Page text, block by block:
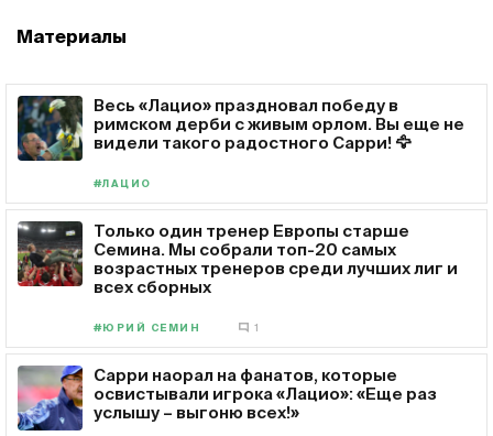
Материалы
Весь «Лацио» праздновал победу в
римском дерби с живым орлом. Вы еще не
видели такого радостного Сарри! 🦅
#ЛАЦИО
Только один тренер Европы старше
Семина. Мы собрали топ-20 самых
возрастных тренеров среди лучших лиг и
всех сборных
#ЮРИЙ СЕМИН 1
Сарри наорал на фанатов, которые
освистывали игрока «Лацио»: «Еще раз
услышу – выгоню всех!»